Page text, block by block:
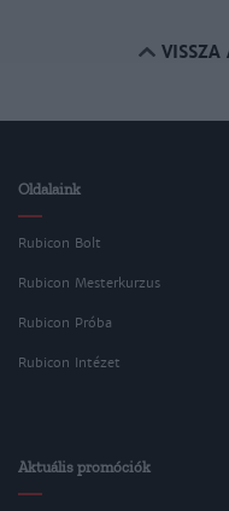
VISSZA
Oldalaink
Rubicon Bolt
Rubicon Mesterkurzus
Rubicon Próba
Rubicon Intézet
Aktuális promóciók